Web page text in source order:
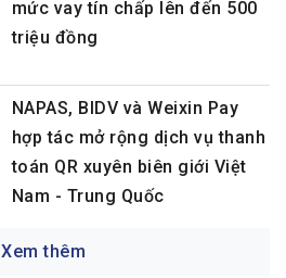
mức vay tín chấp lên đến 500
triệu đồng
NAPAS, BIDV và Weixin Pay
hợp tác mở rộng dịch vụ thanh
toán QR xuyên biên giới Việt
Nam - Trung Quốc
Xem thêm